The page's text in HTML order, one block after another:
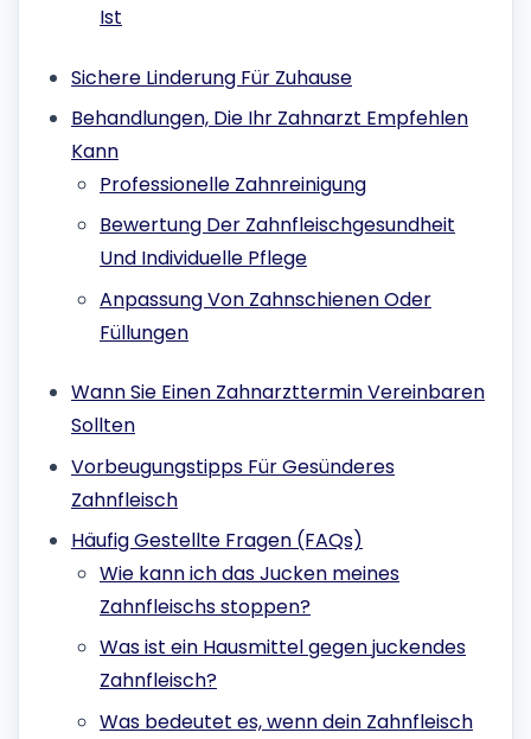
Ist
Sichere Linderung Für Zuhause
Behandlungen, Die Ihr Zahnarzt Empfehlen
Kann
Professionelle Zahnreinigung
Bewertung Der Zahnfleischgesundheit
Und Individuelle Pflege
Anpassung Von Zahnschienen Oder
Füllungen
Wann Sie Einen Zahnarzttermin Vereinbaren
Sollten
Vorbeugungstipps Für Gesünderes
Zahnfleisch
Häufig Gestellte Fragen (FAQs)
Wie kann ich das Jucken meines
Zahnfleischs stoppen?
Was ist ein Hausmittel gegen juckendes
Zahnfleisch?
Was bedeutet es, wenn dein Zahnfleisch